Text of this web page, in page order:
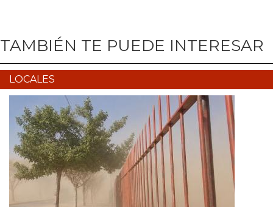
TAMBIÉN TE PUEDE INTERESAR
LOCALES